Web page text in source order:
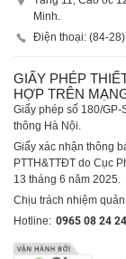
Minh.
Điện thoại: (84-28)
GIẤY PHÉP
HỢP TRÊN
Giấy phép số 180/GP-
thông Hà Nội.
Giấy xác nhận thông
PTTH&TTĐT do Cục
13 tháng 6 năm 2025.
Chịu trách nhiệm
Hotline: 0965 08 24 24